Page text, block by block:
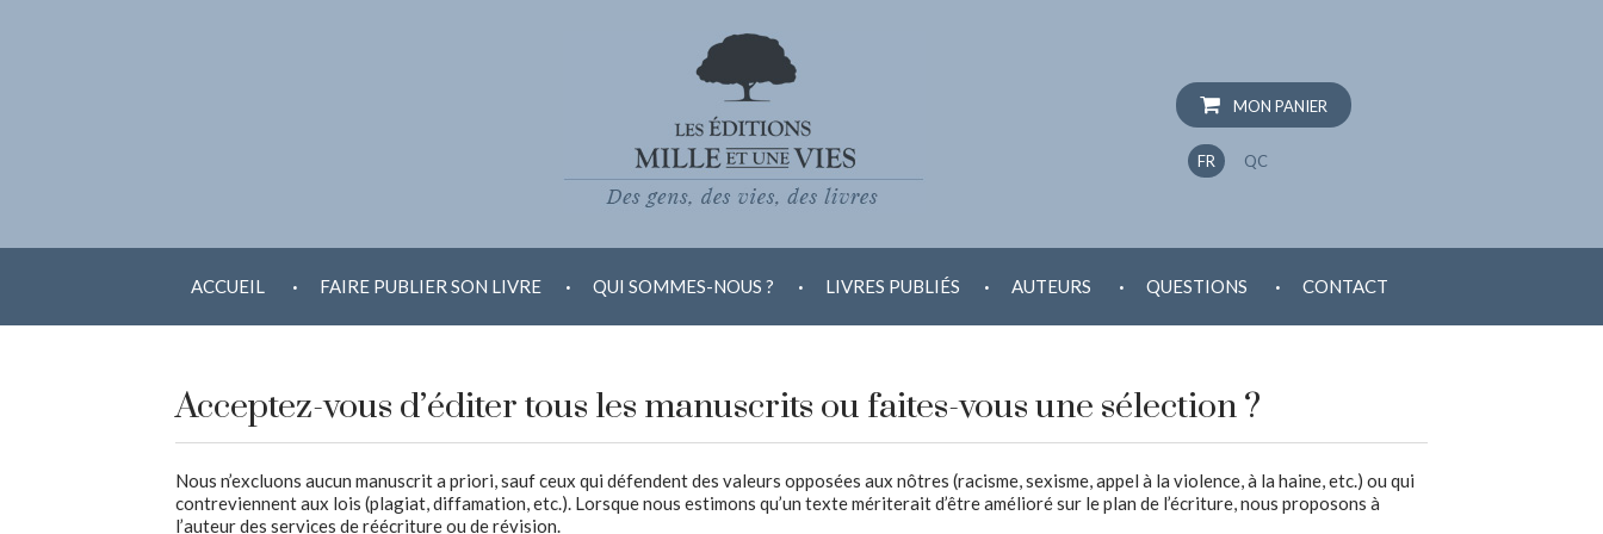
MON PANIER
FR QC
ACCUEIL
. FAIRE PUBLIER SON LIVRE . QUI SOMMES-NOUS ? . LIVRES PUBLIÉS . AUTEURS . QUESTIONS . CONTACT
Acceptez-vous d’éditer tous les manuscrits ou faites-vous une sélection ?
Nous n’excluons aucun manuscrit a priori, sauf ceux qui défendent des valeurs opposées aux nôtres (racisme, sexisme, appel à la violence, à la haine, etc.) ou qui
contreviennent aux lois (plagiat, diffamation, etc.). Lorsque nous estimons qu’un texte mériterait d’être amélioré sur le plan de l’écriture, nous proposons à
l’auteur des services de réécriture ou de révision.